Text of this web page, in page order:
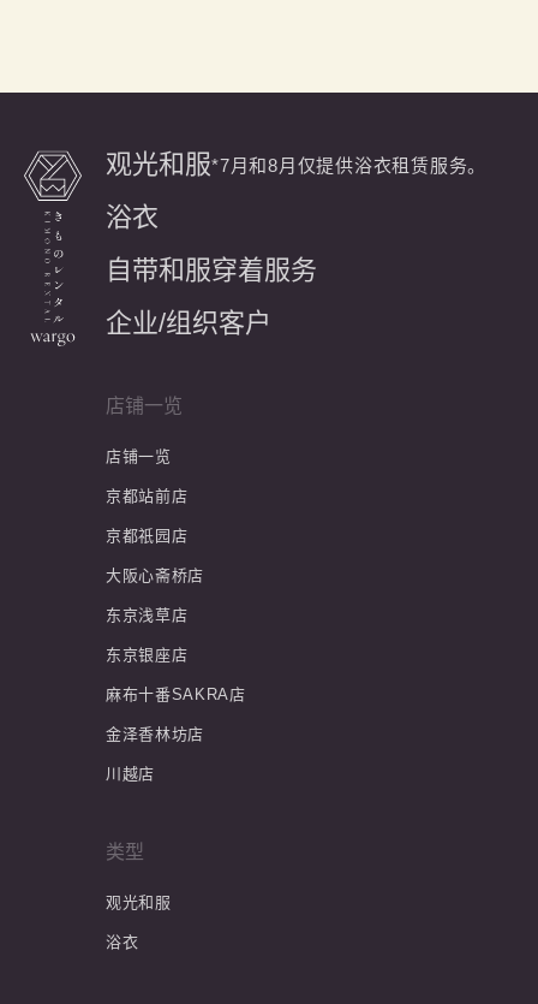
观光和服*7月和8月仅提供浴衣租赁服务。
浴衣
自带和服穿着服务
企业/组织客户
店铺一览
店铺一览
京都站前店
京都祇园店
大阪心斋桥店
东京浅草店
东京银座店
麻布十番SAKRA店
金泽香林坊店
川越店
类型
观光和服
浴衣